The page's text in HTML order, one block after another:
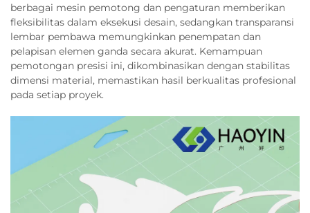
berbagai mesin pemotong dan pengaturan memberikan
fleksibilitas dalam eksekusi desain, sedangkan transparansi
lembar pembawa memungkinkan penempatan dan
pelapisan elemen ganda secara akurat. Kemampuan
pemotongan presisi ini, dikombinasikan dengan stabilitas
dimensi material, memastikan hasil berkualitas profesional
pada setiap proyek.